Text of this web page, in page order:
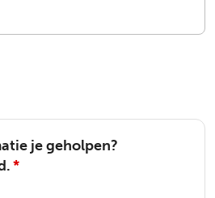
je geholpen?
*